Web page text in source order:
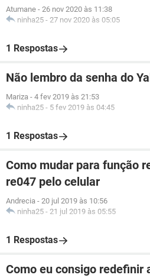
Atumane - 26 nov 2020 às 11:38
ninha25 - 27 nov 2020 às 05:05
1 Respostas
Não lembro da senha do
Mariza - 4 fev 2019 às 21:53
ninha25 - 5 fev 2019 às 04:45
1 Respostas
Como mudar para função
re047 pelo celular
Andrecia - 20 jul 2019 às 10:56
ninha25 - 21 jul 2019 às 05:55
1 Respostas
Como eu consigo redefinir